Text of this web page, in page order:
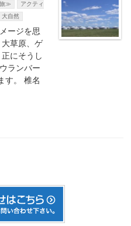
≫
アクティ
大自然
ージを思
草原、ゲ
にそうし
ランバー
す。 椎名